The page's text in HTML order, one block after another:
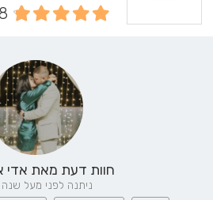
חוות דעת מאת אדי
ניתנה לפני מעל